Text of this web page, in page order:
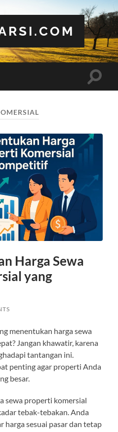
Toggle
Harga Sewa
yang
menentukan harga sewa
Jangan khawatir, karena
tantangan ini.
penting agar properti Anda
besar.
sewa properti komersial
tebak-tebakan. Anda
harga sesuai pasar dan tetap